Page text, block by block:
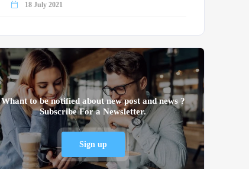
18 July 2021
Whant to be notified about new post and news ?
Subscribe For a Newsletter.
Sign up